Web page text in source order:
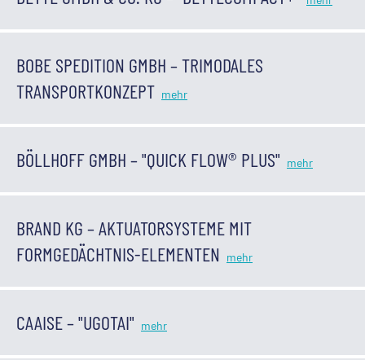
BOBE SPEDITION GMBH – TRIMODALES
TRANSPORTKONZEPT
BÖLLHOFF GMBH – "QUICK FLOW® PLUS"
BRAND KG – AKTUATORSYSTEME MIT
FORMGEDÄCHTNIS-ELEMENTEN
CAAISE – "UGOTAI"